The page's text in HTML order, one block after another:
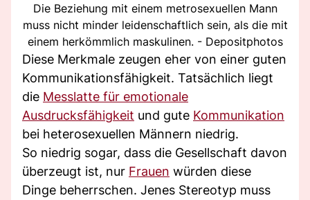
Die Beziehung mit einem metrosexuellen Mann
muss nicht minder leidenschaftlich sein, als die mit
einem herkömmlich maskulinen. - Depositphotos
Diese Merkmale zeugen eher von einer guten
Kommunikationsfähigkeit. Tatsächlich liegt
die Messlatte für emotionale
Ausdrucksfähigkeit und gute Kommunikation
bei heterosexuellen Männern niedrig.
So niedrig sogar, dass die Gesellschaft davon
überzeugt ist, nur Frauen würden diese
Dinge beherrschen. Jenes Stereotyp muss